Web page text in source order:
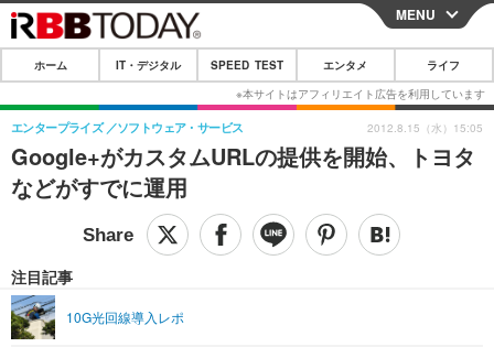
CLOSE
ホーム
IT・デジタル
IT・デジタルTOP スマートフォン
ショッピング その他
SPEED TEST
エンタメTOP 映画・ドラマ
ライフTOP
リリース一覧
MENU
ホーム IT・デジタル SPEED TEST エンタメ ライフ
Google+がカスタムURLの提供を開始、トヨタ
などがすでに運用
エンタープライズ ソフトウェア・サービス
注目記事
10G光回線導入レポ
2012.8.15（水）15:05